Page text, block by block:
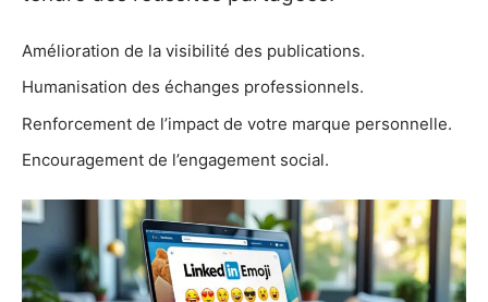
Amélioration de la visibilité des publications.
Humanisation des échanges professionnels.
Renforcement de l’impact de votre marque personnelle.
Encouragement de l’engagement social.